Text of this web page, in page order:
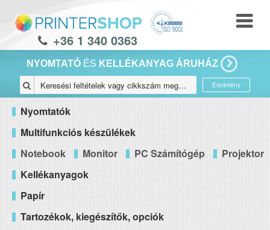
+36 1 340 0363
NYOMTATÓ ÉS KELLÉKANYAG ÁRUHÁZ
Eredmény
Nyomtatók
Multifunkciós készülékek
Notebook
Monitor PC Számítógép
Projektor
Kellékanyagok
Papír
Tartozékok, kiegészítők, opciók